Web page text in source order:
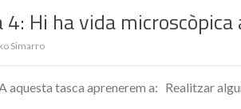
Hi ha vida microscòpica
Simarro
aquesta tasca aprenerem a: Realitzar